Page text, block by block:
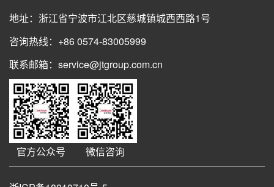
地址：浙江省宁波市江北区慈城镇城西西路1号
咨询热线：+86 0574-83005999
联系邮箱：service@jtgroup.com.cn
官方公众号 微信咨询